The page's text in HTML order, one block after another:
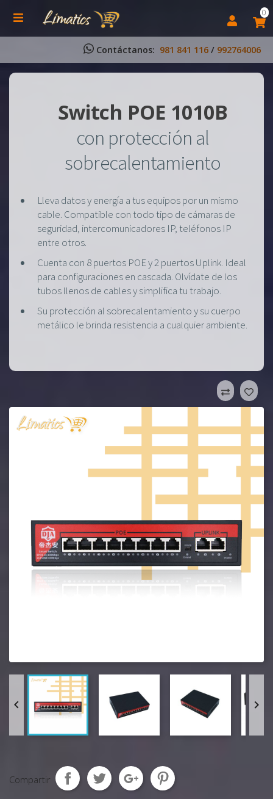
0
Contáctanos: 981 841 116 / 992764006
 
Compartir
Switch POE 1010B
con protección al
sobrecalentamiento
Lleva datos y energía a tus equipos por un mismo
cable. Compatible con todo tipo de cámaras de
seguridad, intercomunicadores IP, teléfonos IP
entre otros.
Cuenta con 8 puertos POE y 2 puertos Uplink. Ideal
para configuraciones en cascada. Olvídate de los
tubos llenos de cables y simplifica tu trabajo.
Su protección al sobrecalentamiento y su cuerpo
metálico le brinda resistencia a cualquier ambiente.